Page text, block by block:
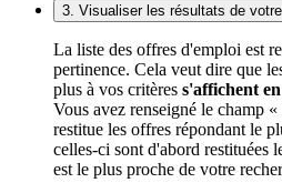
3. Visualiser les résultats de
La liste des offres d'emploi est
pertinence. Cela veut dire que
plus à vos critères s'affichent
Vous avez renseigné le champ
restitue les offres répondant le
celles-ci sont d'abord restituées
est le plus proche de votre